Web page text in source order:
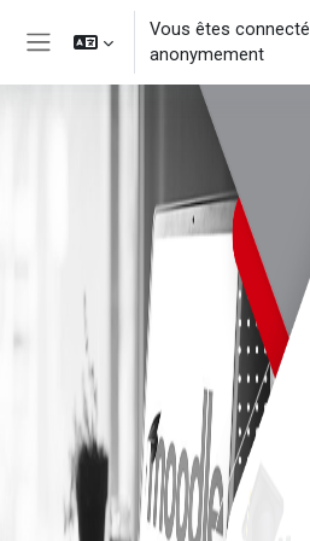
Panneau latéral
Vous êtes connecté
anonymement